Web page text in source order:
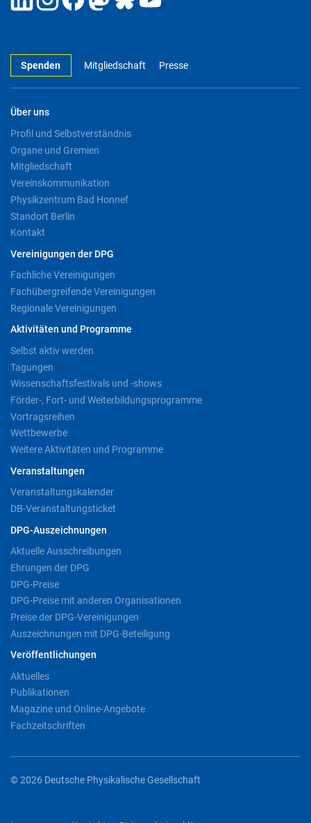
Spenden Mitgliedschaft Presse
Über uns
Profil und Selbstverständnis
Organe und Gremien
Mitgliedschaft
Vereinskommunikation
Physikzentrum Bad Honnef
Standort Berlin
Kontakt
Vereinigungen der DPG
Fachliche Vereinigungen
Fachübergreifende Vereinigungen
Regionale Vereinigungen
Aktivitäten und Programme
Selbst aktiv werden
Tagungen
Wissenschaftsfestivals und -shows
Förder-, Fort- und Weiterbildungsprogramme
Vortragsreihen
Wettbewerbe
Weitere Aktivitäten und Programme
Veranstaltungen
Veranstaltungskalender
DB-Veranstaltungsticket
DPG-Auszeichnungen
Aktuelle Ausschreibungen
Ehrungen der DPG
DPG-Preise
DPG-Preise mit anderen Organisationen
Preise der DPG-Vereinigungen
Auszeichnungen mit DPG-Beteiligung
Veröffentlichungen
Aktuelles
Publikationen
Magazine und Online-Angebote
Fachzeitschriften
© 2026 Deutsche Physikalische Gesellschaft